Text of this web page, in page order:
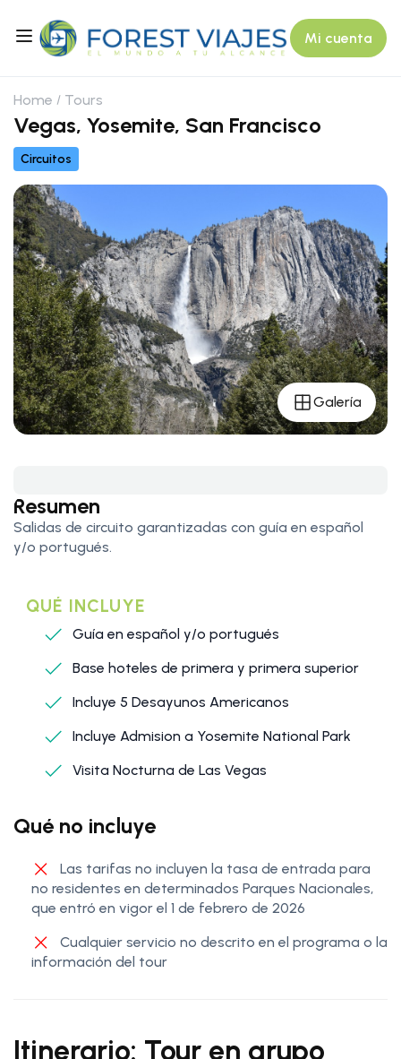
Mi cuenta
Home Tours
Vegas, Yosemite, San Francisco
Circuitos
Galería
Resumen
Salidas de circuito garantizadas con guía en español
y/o portugués.
QUÉ INCLUYE
Guía en español y/o portugués
Base hoteles de primera y primera superior
Incluye 5 Desayunos Americanos
Incluye Admision a Yosemite National Park
Visita Nocturna de Las Vegas
Qué no incluye
Las tarifas no incluyen la tasa de entrada para
no residentes en determinados Parques Nacionales,
que entró en vigor el 1 de febrero de 2026
Cualquier servicio no descrito en el programa o la
información del tour
Itinerario: Tour en grupo